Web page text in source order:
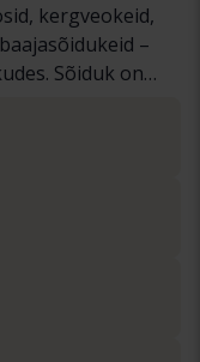
kergveokeid,
–
Sõiduk on
alusel.
Lugege